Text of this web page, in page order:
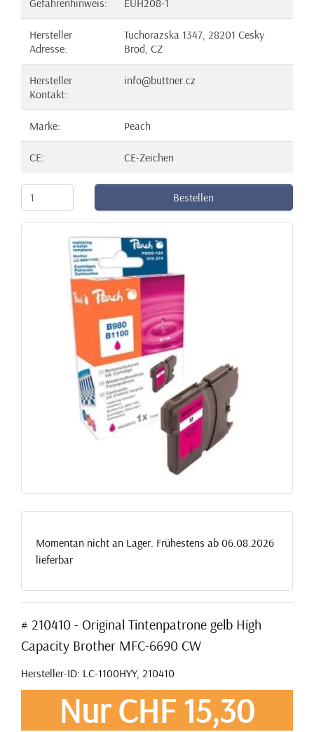
Hersteller
Adresse:
Tuchorazska 1347, 28201 Cesky
Brod, CZ
Hersteller
Kontakt:
info@buttner.cz
Marke: Peach
CE: CE-Zeichen
Bestellen
Momentan nicht an Lager. Frühestens ab 06.08.2026
lieferbar
# 210410 - Original Tintenpatrone gelb High
Capacity Brother MFC-6690 CW
Hersteller-ID: LC-1100HYY, 210410
Nur CHF 15,30